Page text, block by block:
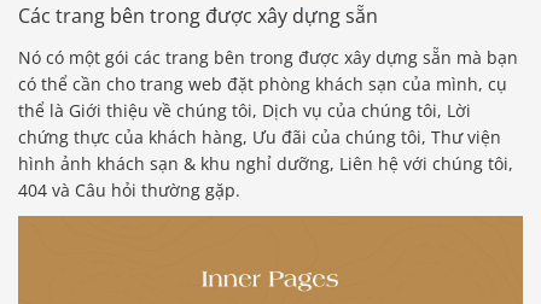
Các trang bên trong được xây dựng sẵn
Nó có một gói các trang bên trong được xây dựng sẵn mà bạn
có thể cần cho trang web đặt phòng khách sạn của mình, cụ
thể là Giới thiệu về chúng tôi, Dịch vụ của chúng tôi, Lời
chứng thực của khách hàng, Ưu đãi của chúng tôi, Thư viện
hình ảnh khách sạn & khu nghỉ dưỡng, Liên hệ với chúng tôi,
404 và Câu hỏi thường gặp.